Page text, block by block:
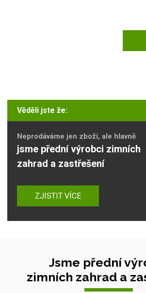
Věděli jste že:
Neprodáváme jen zboží, ale hlavně
jsme přední výrobci zimních
zahrad a zastřešení
ZJISTIT VÍCE
Jsme přední
zimních zahrad a